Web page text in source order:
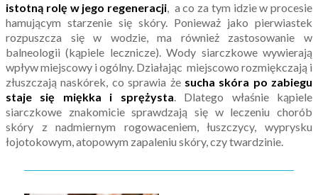
istotną rolę w jego regeneracji, a co za tym idzie w procesie
hamującym starzenie się skóry. Ponieważ jako pierwiastek
rozpuszcza się w wodzie, ma również zastosowanie w
balneologii (kąpiele lecznicze). Wody siarczkowe wywierają
wpływ miejscowy i ogólny. Działając miejscowo rozmiękczają i
złuszczają naskórek, co sprawia że sucha skóra po zabiegu
staje się miękka i sprężysta. Dlatego właśnie kąpiele
siarczkowe znakomicie sprawdzają się w leczeniu chorób
skóry z nadmiernym rogowaceniem, łuszczycy, wyprysku
łojotokowym, atopowym zapaleniu skóry, czy twardzinie.